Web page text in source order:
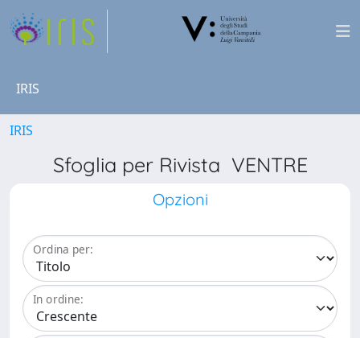
IRIS
IRIS
Sfoglia per Rivista VENTRE
Opzioni
Ordina per:
In ordine: